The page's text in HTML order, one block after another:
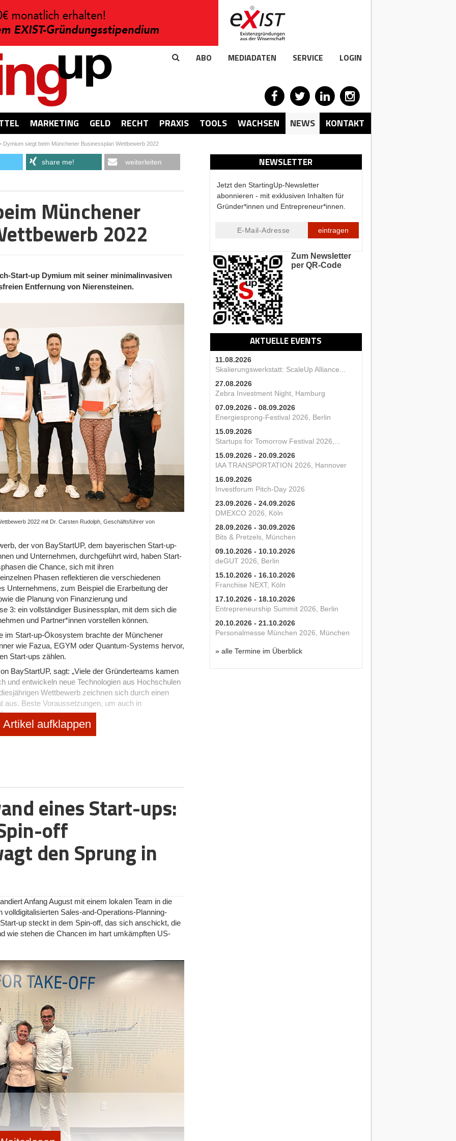
ABO MEDIADATEN SERVICE LOGIN
MARKETING GELD RECHT PRAXIS TOOLS WACHSEN NEWS KONTAKT
Dymium siegt beim Münchener Businessplan Wettbewerb 2022
NEWSLETTER
Jetzt den StartingUp-Newsletter
abonnieren - mit exklusiven Inhalten für
Gründer*innen und Entrepreneur*innen.
eintragen
Zum Newsletter
per QR-Code
AKTUELLE EVENTS
11.08.2026
Skalierungswerkstatt: ScaleUp Alliance...
27.08.2026
Zebra Investment Night, Hamburg
07.09.2026 - 08.09.2026
Energiesprong-Festival 2026, Berlin
15.09.2026
Startups for Tomorrow Festival 2026,...
15.09.2026 - 20.09.2026
IAA TRANSPORTATION 2026, Hannover
16.09.2026
Investforum Pitch-Day 2026
23.09.2026 - 24.09.2026
DMEXCO 2026, Köln
28.09.2026 - 30.09.2026
Bits & Pretzels, München
09.10.2026 - 10.10.2026
deGUT 2026, Berlin
15.10.2026 - 16.10.2026
Franchise NEXT, Köln
17.10.2026 - 18.10.2026
Entrepreneurship Summit 2026, Berlin
20.10.2026 - 21.10.2026
Personalmesse München 2026, München
» alle Termine im Überblick
share me! weiterleiten
Münchener
2022
Start-up Dymium mit seiner minimalinvasiven
Entfernung von Nierensteinen.
2022 mit Dr. Carsten Rudolph, Geschäftsführer von
der von BayStartUP, dem bayerischen Start-up-
und Unternehmen, durchgeführt wird, haben Start-
die Chance, sich mit ihren
Phasen reflektieren die verschiedenen
Unternehmens, zum Beispiel die Erarbeitung der
die Planung von Finanzierung und
3: ein vollständiger Businessplan, mit dem sich die
und Partner*innen vorstellen können.
im Start-up-Ökosystem brachte der Münchener
wie Fazua, EGYM oder Quantum-Systems hervor,
Start-ups zählen.
BayStartUP, sagt: „Viele der Gründerteams kamen
und entwickeln neue Technologien aus Hochschulen
Wettbewerb zeichnen sich durch einen
aus. Beste Voraussetzungen, um auch in
Mithilfe von BayStartUP konnten wir unser Netzwerk
einholen und uns damit stetig weiterentwickeln.“
zur rückstandsfreien Entfernung von
kommt es bei über 30 % der Patientinnen und
Diese hohe Rate kann mithilfe der
Watch, die eine Effizienzsteigerung von über 50
erreicht. Sie verbindet Smart Watch, Industrie-
Eingaben, Bestätigungen und Korrekturen
kommen in Echtzeit im Warehouse Management
aus Biogas mit revolutionärem
(Power-to-Gas) und unerreichter Flexibilität
das in Summe mehr als 25 Jahre Erfahrung
neue Optimierungspotenziale im Biogasmarkt
effizienten und dezentralen Energieversorgung ein.
Finale nominiert
kosteneffiziente und robuste Analyse der
die Plattformtechnologie können erstmalig In-Vitro-
Krebserkrankungen entwickelt werden, welche
räumlichen Gewebekontext quantifizieren.
und hochintegrierte elektrische
und effizienten E-Motoren ist die Kühlung –
am Gehäuse.
Artikel aufklappen
eines Start-ups:
off
den Sprung in
Anfang August mit einem lokalen Team in die
Sales-and-Operations-Planning-
up steckt in dem Spin-off, das sich anschickt, die
wie stehen die Chancen im hart umkämpften US-